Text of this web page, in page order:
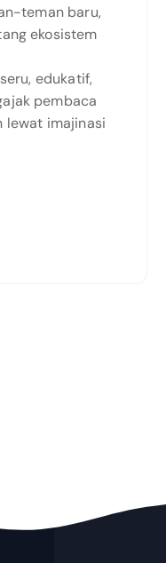
teman baru,
ekosistem
edukatif,
pembaca
lewat imajinasi